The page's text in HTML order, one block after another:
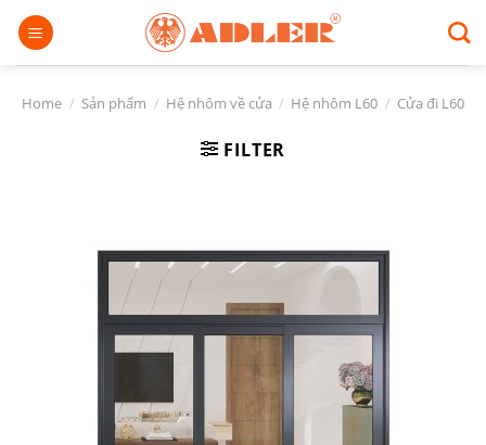
Chuyển
đến
nội
dungHome / Sản phẩm / Hệ nhôm về cửa / Hệ nhôm L60 / Cửa đi L60
FILTER